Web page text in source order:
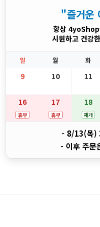
"즐거운
항상 4yoShop
시원하고 건강
일 월 화
9 10 11
16
휴무
17
휴무
18
재개
- 8/13(목)
- 이후 주문